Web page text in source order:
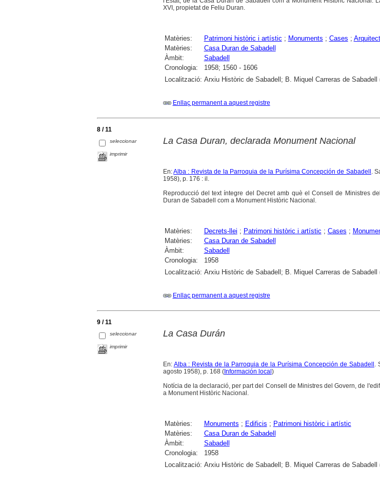
XVI, propietat de Feliu Duran.
Matèries: Patrimoni històric i artístic ; Monuments ; Cases ;
Matèries:
Casa Duran de Sabadell
Àmbit:
Sabadell
Cronologia:
1958; 1560 - 1606
Localització: Arxiu Històric de Sabadell; B. Miquel Carreras de
Enllaç permanent a aquest registre
8 / 11
seleccionar
imprimir
La Casa Duran, declarada Monument Nacional
En:Alba : Revista de la Parroquia de la Purísima Concepción de Sabadell .
1958), p. 176 : il.
Reproducció del text íntegre del Decret amb què el Consell de Ministres
Duran de Sabadell com a Monument Històric Nacional.
Matèries: Decrets-llei ; Patrimoni històric i artístic ; Cases ;
Matèries:
Casa Duran de Sabadell
Àmbit:
Sabadell
Cronologia:
1958
Localització: Arxiu Històric de Sabadell; B. Miquel Carreras de
Enllaç permanent a aquest registre
9 / 11
seleccionar
imprimir
La Casa Durán
En: Alba : Revista de la Parroquia de la Purísima Concepción de Sabadell.
agosto 1958), p. 168 (Información local)
Notícia de la declaració, per part del Consell de Ministres del Govern, de
a Monument Històric Nacional.
Matèries: Monuments ; Edificis ; Patrimoni històric i artístic
Matèries:
Casa Duran de Sabadell
Àmbit:
Sabadell
Cronologia:
1958
Localització: Arxiu Històric de Sabadell; B. Miquel Carreras de